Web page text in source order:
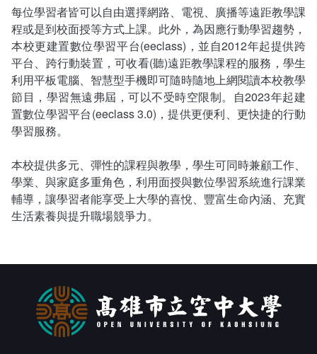
圖書館
會計室
人事室
教師意見信箱
諮詢信箱
諮詢信箱進度查詢
每位學習者皆可以自由選擇網路、電視、廣播等遠距教學課
程或是到校面授等方式上課。此外，為因應行動學習趨勢，
本校更建置數位學習平台(eeclass)，並自2012年起提供跨
平台、跨行動裝置，可收看(聽)遠距教學課程的服務，學生
利用平板電腦、智慧型手機即可隨時隨地上網閱讀本校教學
節目，學習無遠弗屆，可以不受時空限制。自2023年起建
置數位學習平台(eeclass 3.0)，提供更便利、更快捷的行動
學習服務。
本校提供多元、彈性的課程與教學，學生可同時兼顧工作、
學業、與家庭多重角色，利用面授與數位學習系統進行課業
輔導，讓學習者能享受上大學的喜悅、豐富生命內涵、充實
生活素養與提升職場競爭力。